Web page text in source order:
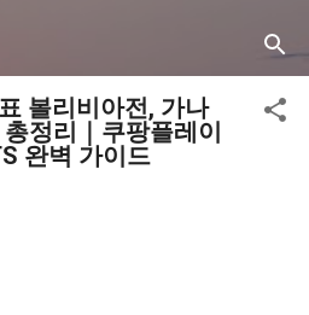
볼리비아전, 가나
정리｜쿠팡플레이
완벽 가이드